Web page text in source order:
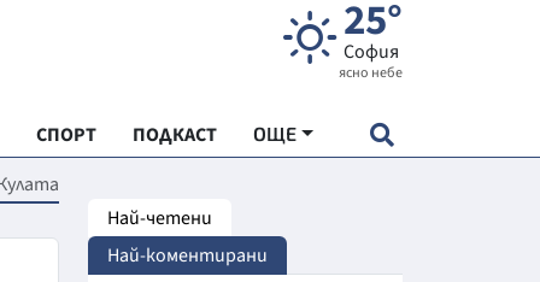
25°
София
ясно небе
СПОРТ ПОДКАСТ ОЩЕ
"ЧУДЕСАТА НА БЪЛГАРИЯ"
Най-четени
Най-коментирани